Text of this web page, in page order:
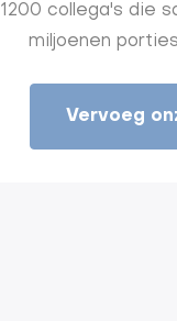
1200 collega's die
miljoenen
Vervoeg